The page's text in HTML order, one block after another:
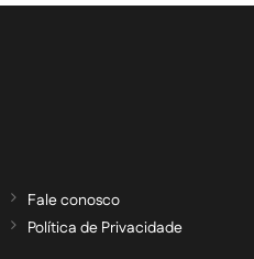
Fale conosco
Política de Privacidade